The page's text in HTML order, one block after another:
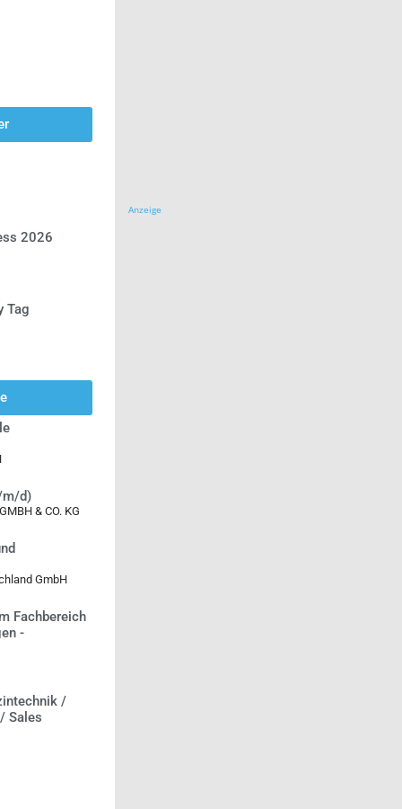
2026
Tag
m/d)
& CO. KG
GmbH
Fachbereich
-
/
Sales
Anzeige